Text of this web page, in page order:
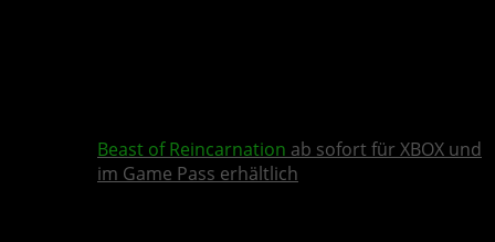
Beast of Reincarnation ab sofort für XBOX und
im Game Pass erhältlich